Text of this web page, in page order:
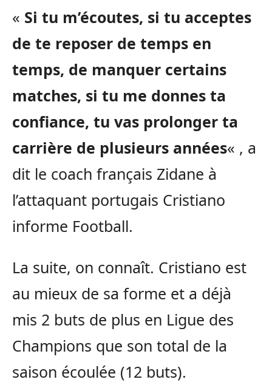
« Si tu m’écoutes, si tu acceptes
de te reposer de temps en
temps, de manquer certains
matches, si tu me donnes ta
confiance, tu vas prolonger ta
carrière de plusieurs années« , a
dit le coach français Zidane à
l’attaquant portugais Cristiano
informe Football.
La suite, on connaît. Cristiano est
au mieux de sa forme et a déjà
mis 2 buts de plus en Ligue des
Champions que son total de la
saison écoulée (12 buts).